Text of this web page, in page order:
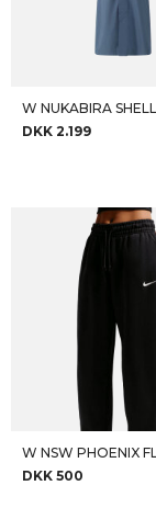
W NUKABIRA
DKK 2.199
W NSW PHOENIX
DKK 500